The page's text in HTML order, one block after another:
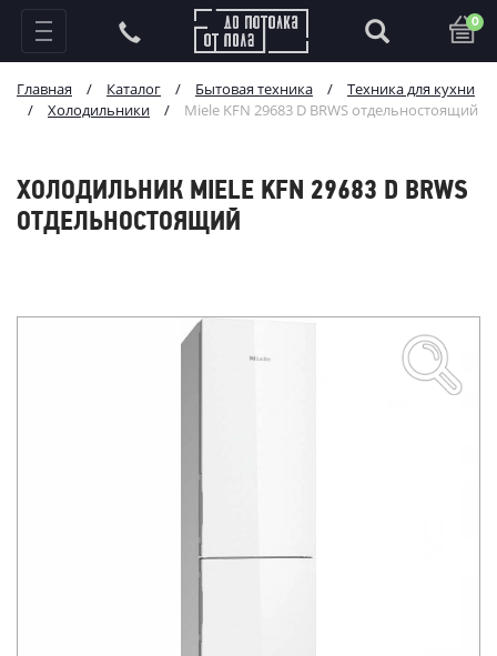
0
Главная / Каталог / Бытовая техника /
Техника для кухни
/
Холодильники / Miele KFN 29683 D BRWS отдельностоящий
ХОЛОДИЛЬНИК MIELE KFN 29683 D BRWS
ОТДЕЛЬНОСТОЯЩИЙ